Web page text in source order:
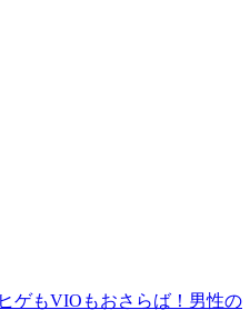
ゲもVIOもおさらば！男性の